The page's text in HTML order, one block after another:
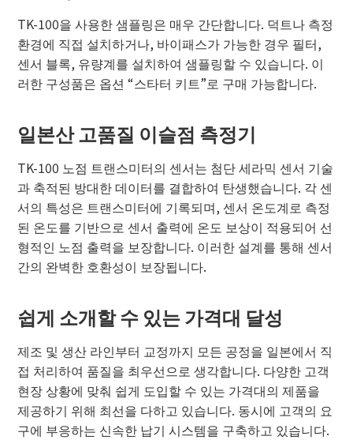
TK-100을 사용한 샘플링은 매우 간단합니다. 덕트나 측정
환경에 직접 설치하거나, ​​바이패스가 가능한 경우 필터,
센서 블록, 유량계를 설치하여 샘플링할 수 있습니다. 이
러한 구성품은 옵션 “스타터 키트”로 구매 가능합니다.
일본산 고품질 이슬점 측정기
TK-100 노점 트랜스미터의 센서는 첨단 세라믹 센서 기술
과 축적된 방대한 데이터를 결합하여 탄생했습니다. 각 센
서의 특성은 트랜스미터에 기록되며, 센서 온도계로 측정
된 온도를 기반으로 센서 출력에 온도 보상이 적용되어 선
형적인 노점 출력을 보장합니다. 이러한 설계를 통해 센서
간의 완벽한 호환성이 보장됩니다.
쉽게 소개할 수 있는 가격대 달성
제조 및 생산 라인부터 교정까지 모든 공정을 일본에서 직
접 처리하여 품질을 최우선으로 생각합니다. 다양한 고객
현장 상황에 맞춰 쉽게 도입할 수 있는 가격대의 제품을
제공하기 위해 최선을 다하고 있습니다. 동시에 고객의 요
구에 부응하는 신속한 납기 시스템을 구축하고 있습니다.